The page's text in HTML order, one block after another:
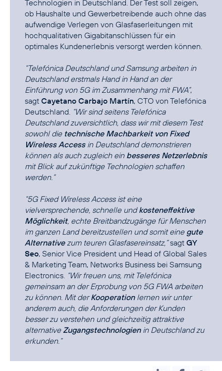
Technologien in Deutschland. Der Test soll zeigen,
ob Haushalte und Gewerbetreibende auch ohne das
aufwendige Verlegen von Glasfaserleitungen mit
hochqualitativen Gigabitanschlüssen für ein
optimales Kundenerlebnis versorgt werden können.
“Telefónica Deutschland und Samsung arbeiten in
Deutschland erstmals Hand in Hand an der
Einführung von 5G im Zusammenhang mit FWA”,
sagt Cayetano Carbajo Martín, CTO von Telefónica
Deutschland. “Wir sind seitens Telefónica
Deutschland zuversichtlich, dass wir mit diesem Test
sowohl die technische Machbarkeit von Fixed
Wireless Accessin Deutschland demonstrieren
können als auch zugleich ein besseres Netzerlebnis
mit Blick auf zukünftige Technologien schaffen
werden.”
“5G Fixed Wireless Access ist eine
vielversprechende, schnelle undkosteneffektive
Möglichkeit, echte Breitbandzugänge für Menschen
im ganzen Land bereitzustellen und somit eine gute
Alternativezum teuren Glasfasereinsatz,”sagt GY
Seo, Senior Vice President und Head of Global Sales
& Marketing Team, Networks Business bei Samsung
Electronics. “Wir freuen uns, mit Telefónica
gemeinsam an der Erprobung von 5G FWA arbeiten
zu können. Mit derKooperation lernen wir unter
anderem auch, die Anforderungen der Kunden
besser zu verstehen und gleichzeitig attraktive
alternative Zugangstechnologien in Deutschland zu
erkunden.”